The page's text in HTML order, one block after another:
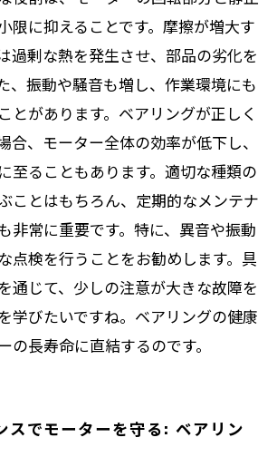
限に抑えることです。摩擦が増大す
過剰な熱を発生させ、部品の劣化を
、振動や騒音も増し、作業環境にも
とがあります。ベアリングが正しく
合、モーター全体の効率が低下し、
至ることもあります。適切な種類の
ことはもちろん、定期的なメンテナ
非常に重要です。特に、異音や振動
点検を行うことをお勧めします。具
通じて、少しの注意が大きな故障を
学びたいですね。ベアリングの健康
の長寿命に直結するのです。
スでモーターを守る: ベアリン